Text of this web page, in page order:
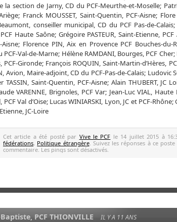
section de Jarny, CD du PCF-Meurthe-et-Moselle;
Franck MOUSSET, Saint-Quentin, PCF-Aisne;
conseiller municipal, CD du PCF Pas-de-
Haute Saône; Grégoire PASTEUR, Saint-Etienne,
Florence PIN, Aix en Provence PCF Bouches-
PCF-Val-de-Marne; Hélène RAMDANI, Bourges, PCF
Gironde; François ROQUIN, Saint-Martin-d’Hères,
Avion, Maire-adjoint, CD du PCF-Pas-de-Calais; Ludovic
Saint-Quentin, PCF-Aisne; Alain THUBERT, JC
VARENNE, Brignoles, PCF Var; Jean-Luc VIAL,
PCF Val d’Oise; Lucas WINIARSKI, Lyon, JC et PCF-
JC-Loire
Cet article a été posté par Vive le PCF le 14 juillet 2015 à
fédérations, Politique étrangère. Suivez les réponses à ce poste
commentaire. Les pings sont désactivés.
Baptiste, PCF THIONVILLE IL Y A 11 ANS